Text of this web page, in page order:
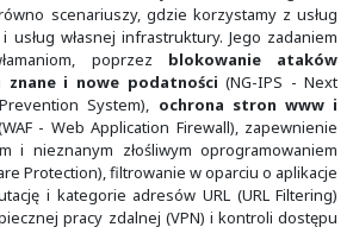
Service Edge)jest architekturą
opierają swoje działanie na
jest dostarczenie
bezpiecznego i ujednoliconego
Łączy ona scentralizowane
oraz łącznością pomiędzy
rozwiązań SD-WAN, z
na chmurze publicznej.